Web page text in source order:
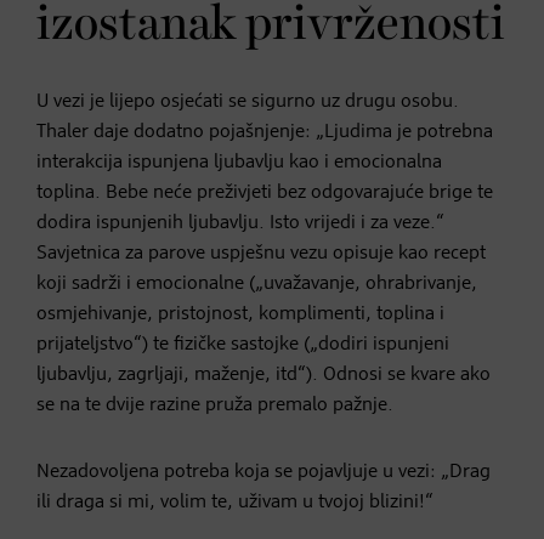
izostanak privrženosti
U vezi je lijepo osjećati se sigurno uz drugu osobu.
Thaler daje dodatno pojašnjenje: „Ljudima je potrebna
interakcija ispunjena ljubavlju kao i emocionalna
toplina. Bebe neće preživjeti bez odgovarajuće brige te
dodira ispunjenih ljubavlju. Isto vrijedi i za veze.“
Savjetnica za parove uspješnu vezu opisuje kao recept
koji sadrži i emocionalne („uvažavanje, ohrabrivanje,
osmjehivanje, pristojnost, komplimenti, toplina i
prijateljstvo“) te fizičke sastojke („dodiri ispunjeni
ljubavlju, zagrljaji, maženje, itd“). Odnosi se kvare ako
se na te dvije razine pruža premalo pažnje.
Nezadovoljena potreba koja se pojavljuje u vezi: „Drag
ili draga si mi, volim te, uživam u tvojoj blizini!“